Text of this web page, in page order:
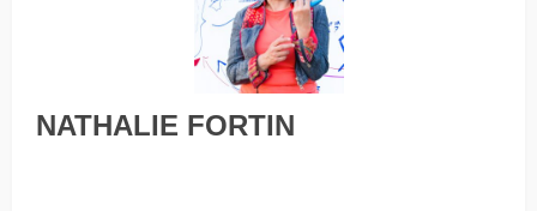
NATHALIE FORTIN